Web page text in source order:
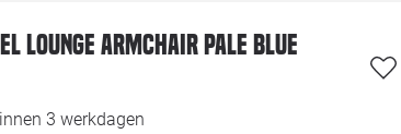
Pagina suggesties
Winkels
Loods 5
lounge armchair pale blue
3 werkdagen